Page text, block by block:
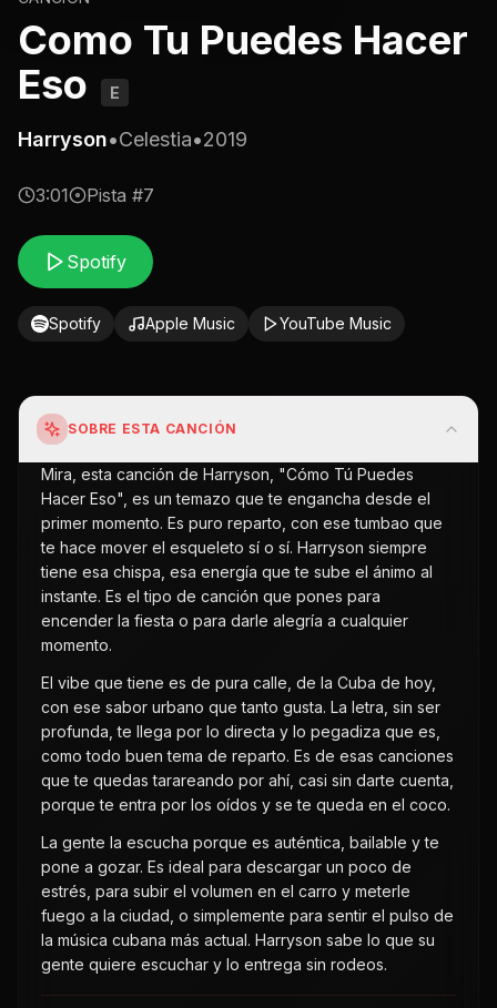
Como Tu Puedes Hacer
Eso
E
Harryson•Celestia•2019
3:01 Pista #7
Spotify
Spotify Apple Music YouTube Music
SOBRE ESTA CANCIÓN
Mira, esta canción de Harryson, "Cómo Tú Puedes
Hacer Eso", es un temazo que te engancha desde el
primer momento. Es puro reparto, con ese tumbao que
te hace mover el esqueleto sí o sí. Harryson siempre
tiene esa chispa, esa energía que te sube el ánimo al
instante. Es el tipo de canción que pones para
encender la fiesta o para darle alegría a cualquier
momento.
El vibe que tiene es de pura calle, de la Cuba de hoy,
con ese sabor urbano que tanto gusta. La letra, sin ser
profunda, te llega por lo directa y lo pegadiza que es,
como todo buen tema de reparto. Es de esas canciones
que te quedas tarareando por ahí, casi sin darte cuenta,
porque te entra por los oídos y se te queda en el coco.
La gente la escucha porque es auténtica, bailable y te
pone a gozar. Es ideal para descargar un poco de
estrés, para subir el volumen en el carro y meterle
fuego a la ciudad, o simplemente para sentir el pulso de
la música cubana más actual. Harryson sabe lo que su
gente quiere escuchar y lo entrega sin rodeos.